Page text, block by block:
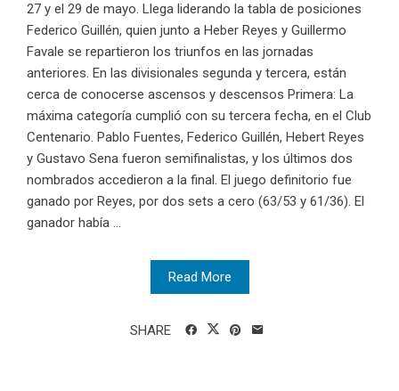
27 y el 29 de mayo. Llega liderando la tabla de posiciones
Federico Guillén, quien junto a Heber Reyes y Guillermo
Favale se repartieron los triunfos en las jornadas
anteriores. En las divisionales segunda y tercera, están
cerca de conocerse ascensos y descensos Primera: La
máxima categoría cumplió con su tercera fecha, en el Club
Centenario. Pablo Fuentes, Federico Guillén, Hebert Reyes
y Gustavo Sena fueron semifinalistas, y los últimos dos
nombrados accedieron a la final. El juego definitorio fue
ganado por Reyes, por dos sets a cero (63/53 y 61/36). El
ganador había ...
Read More
SHARE